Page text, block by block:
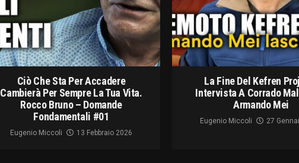
Ciò Che Sta Per Accadere
Cambierà Per Sempre La Tua Vita.
Rocco Bruno – Domande
Fondamentali #01
Eugenio Miccoli 13 Febbraio 2026
La Fine Del Kefren
Intervista A Corrado
Armando Mei
Eugenio Miccoli 27